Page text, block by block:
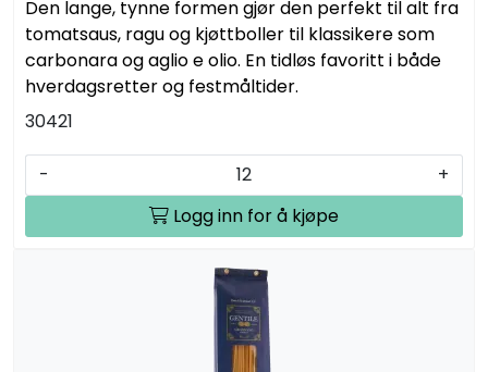
Den lange, tynne formen gjør den perfekt til alt fra
tomatsaus, ragu og kjøttboller til klassikere som
carbonara og aglio e olio. En tidløs favoritt i både
hverdagsretter og festmåltider.
30421
-
+
Logg inn for å kjøpe